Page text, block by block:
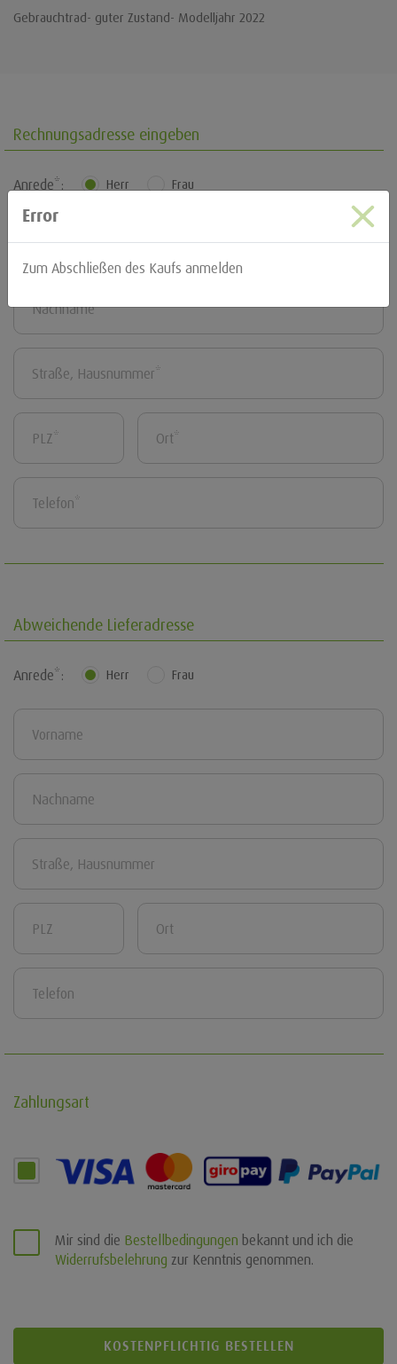
Gebrauchtrad- guter Zustand- Modelljahr 2022
Rechnungsadresse eingeben
Anrede*: Herr Frau
Abweichende Lieferadresse
Anrede*: Herr Frau
Zahlungsart
Mir sind die Bestellbedingungen bekannt und ich die
Widerrufsbelehrung zur Kenntnis genommen.
KOSTENPFLICHTIG BESTELLEN
Error
Zum Abschließen des Kaufs anmelden